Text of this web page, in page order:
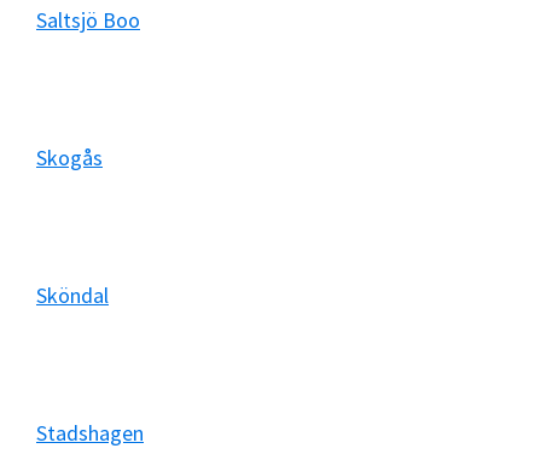
Saltsjö Boo
Skogås
Sköndal
Stadshagen